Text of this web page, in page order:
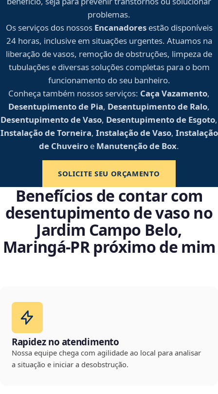
problemas.
Os serviços dos nossos Encanadoresestão disponíveis
24 horas, inclusive em situações urgentes. Atuamos na
liberação de vasos, remoção de obstruções, limpeza de
tubulações e diversas soluções completas para o bom
funcionamento do seu banheiro.
Conheça também nossos serviços: Caça Vazamento,
Desentupimento de Pia, Desentupimento de Ralo,
Desentupimento de Vaso, Desentupimento de Esgoto,
Instalação de Torneira, Instalação de Vaso, Instalação
de Chuveiro e Manutenção de Box.
SOLICITE SEU ORÇAMENTO
Benefícios de contar com
desentupimento de vaso no
Jardim Campo Belo,
Maringá‑PR próximo de mim
Rapidez no atendimento
Nossa equipe chega com agilidade ao local para analisar
a situação e iniciar a desobstrução.